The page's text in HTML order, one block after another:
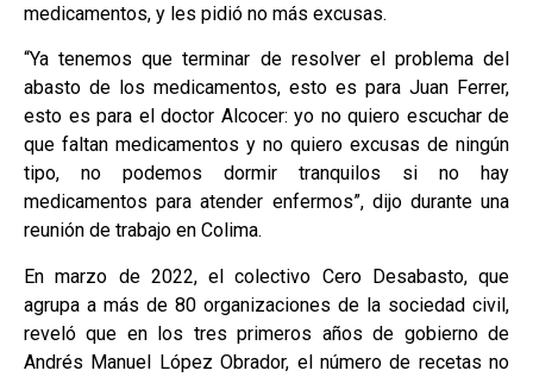
medicamentos, y les pidió no más excusas.
“Ya tenemos que terminar de resolver el problema del
abasto de los medicamentos, esto es para Juan Ferrer,
esto es para el doctor Alcocer: yo no quiero escuchar de
que faltan medicamentos y no quiero excusas de ningún
tipo, no podemos dormir tranquilos si no hay
medicamentos para atender enfermos”, dijo durante una
reunión de trabajo en Colima.
En marzo de 2022, el colectivo Cero Desabasto, que
agrupa a más de 80 organizaciones de la sociedad civil,
reveló que en los tres primeros años de gobierno de
Andrés Manuel López Obrador, el número de recetas no